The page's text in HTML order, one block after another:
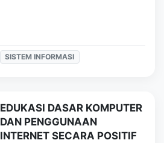
SISTEM INFORMASI
EDUKASI DASAR KOMPUTER
DAN PENGGUNAAN
INTERNET SECARA POSITIF